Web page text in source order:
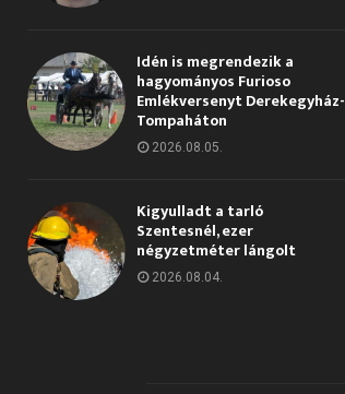
Idén is megrendezik a
hagyományos Furioso
Emlékversenyt Derekegyház-
Tompaháton
2026.08.05.
Kigyulladt a tarló
Szentesnél, ezer
négyzetméter lángolt
2026.08.04.